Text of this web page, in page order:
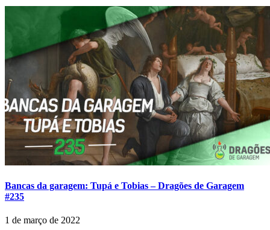
Bancas da garagem: Tupá e Tobias – Dragões de Garagem
#235
1 de março de 2022